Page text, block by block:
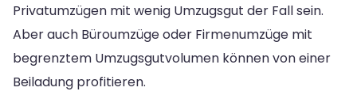
Privatumzügen mit wenig Umzugsgut der Fall sein.
Aber auch Büroumzüge oder Firmenumzüge mit
begrenztem Umzugsgutvolumen können von einer
Beiladung profitieren.